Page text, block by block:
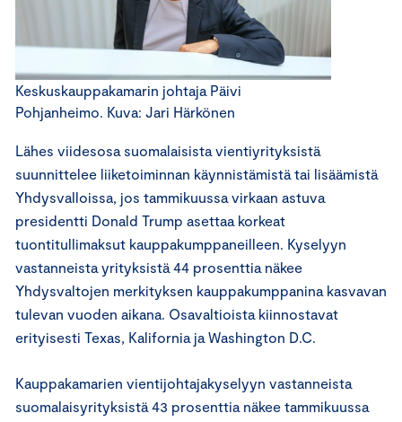
Keskuskauppakamarin johtaja Päivi
Pohjanheimo. Kuva: Jari Härkönen
Lähes viidesosa suomalaisista vientiyrityksistä
suunnittelee liiketoiminnan käynnistämistä tai lisäämistä
Yhdysvalloissa, jos tammikuussa virkaan astuva
presidentti Donald Trump asettaa korkeat
tuontitullimaksut kauppakumppaneilleen. Kyselyyn
vastanneista yrityksistä 44 prosenttia näkee
Yhdysvaltojen merkityksen kauppakumppanina kasvavan
tulevan vuoden aikana. Osavaltioista kiinnostavat
erityisesti Texas, Kalifornia ja Washington D.C.
Kauppakamarien vientijohtajakyselyyn vastanneista
suomalaisyrityksistä 43 prosenttia näkee tammikuussa